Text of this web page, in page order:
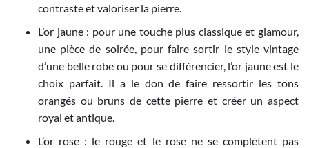
contraste et valoriser la pierre.
L’or jaune : pour une touche plus classique et glamour,
une pièce de soirée, pour faire sortir le style vintage
d’une belle robe ou pour se différencier, l’or jaune est le
choix parfait. Il a le don de faire ressortir les tons
orangés ou bruns de cette pierre et créer un aspect
royal et antique.
L’or rose : le rouge et le rose ne se complètent pas